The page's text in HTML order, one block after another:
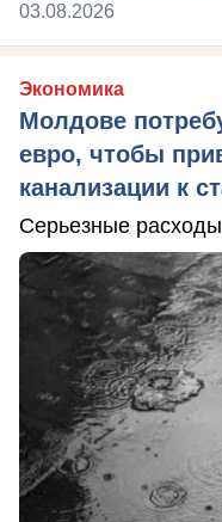
03.08.2026
Экономика
Молдове
евро, чтобы
канализации к
Серьезные расходы